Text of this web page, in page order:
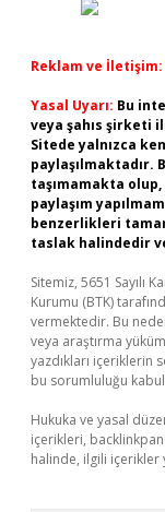
Reklam ve İletişim:
Yasal Uyarı: Bu
veya şahıs şirketi
Sitede yalnızca
taşımamakta
paylaşım
benzerlikleri
taslak halindedir
Sitemiz, 5651 Sayılı
Kurumu (BTK)
vermektedir. Bu
veya araştırma
yazdıkları içeriklerin
bu sorumluluğu kabul
Hukuka ve yasal
içerikleri,
halinde, ilgili içerikler